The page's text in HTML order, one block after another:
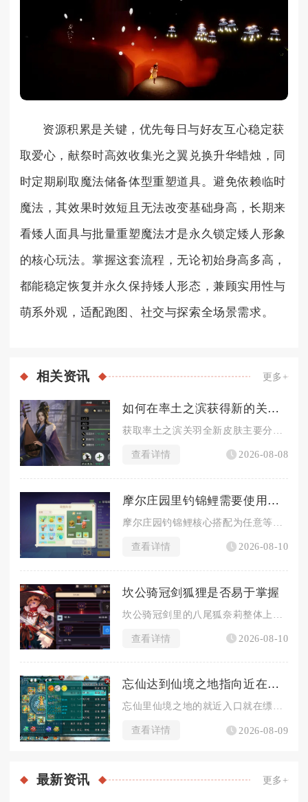
资源积累是关键，优先每日与好友互心稳定获
取爱心，献祭时高效收集光之翼兑换升华蜡烛，同
时定期刷取魔法储备体型重塑道具。避免依赖临时
魔法，其效果时效短且无法改变基础身高，长期来
看矮人面具与批量重塑魔法才是永久锁定矮人形象
的核心玩法。掌握这套流程，无论初始身高多高，
都能稳定恢复并永久保持矮人形态，兼顾实用性与
萌系外观，适配跑图、社交与探索全场景需求。
相关资讯 更多+
如何在率土之滨获得新的关羽皮肤
查看详情 2026-08-08
摩尔庄园里钓锦鲤需要使用什么钓具
查看详情 2026-08-10
坎公骑冠剑狐狸是否易于掌握
查看详情 2026-08-10
忘仙达到仙境之地指向近在何处
忘仙里仙境之地的就近入口就在缥缈王城主城的境界NPC仙尊处，...
查看详情 2026-08-09
最新资讯 更多+